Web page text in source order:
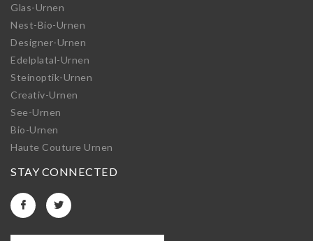
Glas-Urnen
Nest-Bio-Urnen
Designer-Urnen
Edelplatal-Urnen
Steinoptik-Urnen
Creativ-Urnen
See-Urnen
Bio-Urnen
Haute Couture Urnen
STAY CONNECTED